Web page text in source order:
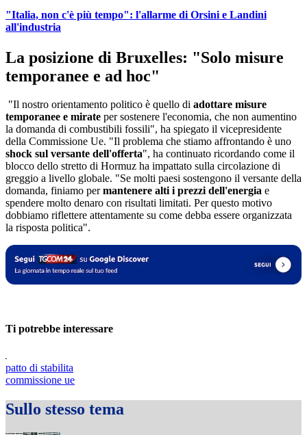
"Italia, non c'è più tempo": l'allarme di Orsini e Landini
all'industria
La posizione di Bruxelles: "Solo misure
temporanee e ad hoc"
"Il nostro orientamento politico è quello di adottare misure
temporanee e mirate per sostenere l'economia, che non aumentino
la domanda di combustibili fossili", ha spiegato il vicepresidente
della Commissione Ue. "Il problema che stiamo affrontando è uno
shock sul versante dell'offerta", ha continuato ricordando come il
blocco dello stretto di Hormuz ha impattato sulla circolazione di
greggio a livello globale. "Se molti paesi sostengono il versante della
domanda, finiamo permantenere alti i prezzi dell'energia e
spendere molto denaro con risultati limitati. Per questo motivo
dobbiamo riflettere attentamente su come debba essere organizzata
la risposta politica".
Ti potrebbe interessare
patto di stabilita
commissione ue
Sullo stesso tema